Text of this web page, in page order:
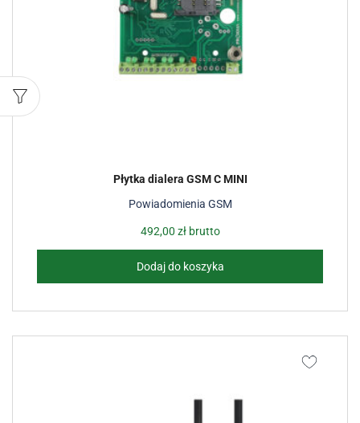
Powiadomienia GSM
Płytka dialera GSM C MINI
492,00 złbrutto
Dodaj do koszyka